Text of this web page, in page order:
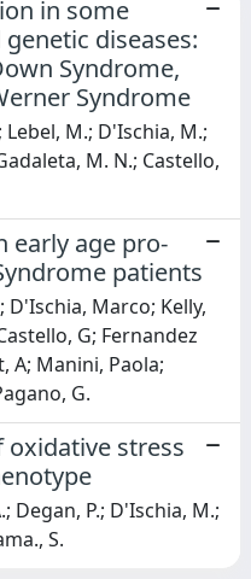
in some
diseases:
Syndrome,
Syndrome
Lebel, M.; D'Ischia, M.;
M. N.; Castello,
early age pro-
patients
D'Ischia, Marco; Kelly,
G; Fernandez
A; Manini, Paola;
G.
stress
Degan, P.; D'Ischia, M.;
S.